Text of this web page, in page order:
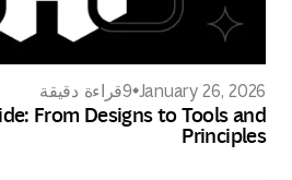
January 26, 2026
9قراءة دقيقة
From Designs to Tools and
Principles